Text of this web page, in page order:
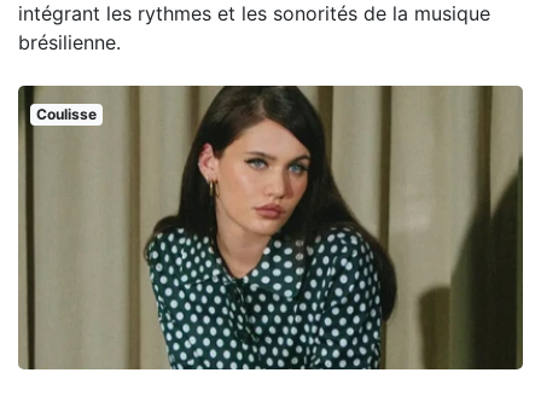
intégrant les rythmes et les sonorités de la musique
brésilienne.
Coulisse